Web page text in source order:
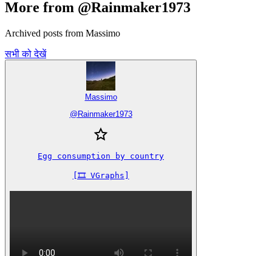
More from @Rainmaker1973
Archived posts from Massimo
सभी को देखें
Massimo
@ Rainmaker1973
Egg consumption by country
[🎞️ VGraphs]